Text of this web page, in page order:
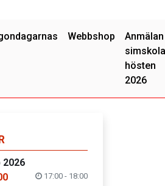
Webbshop
Anmälan
hösten
2026
2026
17:00 - 18:00